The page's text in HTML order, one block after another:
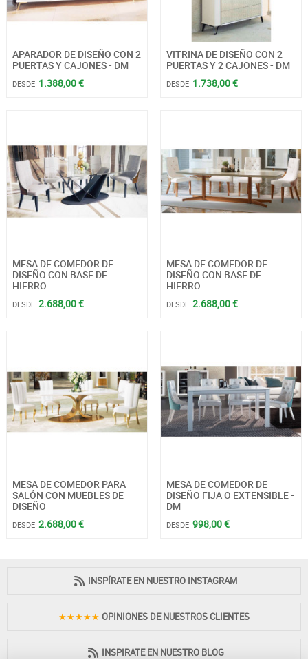
APARADOR DE DISEÑO CON 2
PUERTAS Y CAJONES - DM
DESDE 1.388,00 €
VITRINA DE DISEÑO CON 2
PUERTAS Y 2 CAJONES - DM
DESDE 1.738,00 €
MESA DE COMEDOR DE
DISEÑO CON BASE DE
HIERRO
DESDE 2.688,00 €
MESA DE COMEDOR DE
DISEÑO CON BASE DE
HIERRO
DESDE 2.688,00 €
MESA DE COMEDOR PARA
SALÓN CON MUEBLES DE
DISEÑO
DESDE 2.688,00 €
MESA DE COMEDOR DE
DISEÑO FIJA O EXTENSIBLE -
DM
DESDE 998,00 €
INSPÍRATE EN NUESTRO INSTAGRAM
★★★★★ OPINIONES DE NUESTROS CLIENTES
INSPIRATE EN NUESTRO BLOG